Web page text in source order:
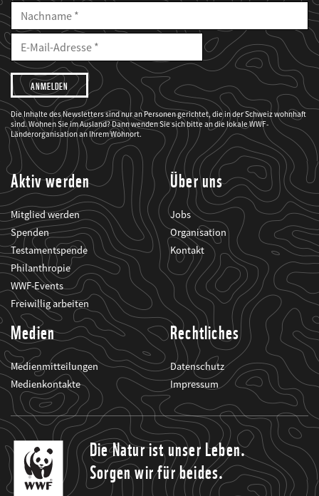
Nachname
E-
Mailadresse
E-
Adresse
Ich
möchte,
dass
der
WWF
mich
über
seine
Projekte
informiert.
Die Inhalte des Newsletters sind nur an Personen gerichtet, die in der Schweiz wohnhaft
sind. Wohnen Sie im Ausland? Dann wenden Sie sich bitte an die lokale WWF-
Länderorganisation an Ihrem Wohnort.
Aktiv werden
Mitglied werden
Spenden
Testamentspende
Philanthropie
WWF-Events
Freiwillig arbeiten
Über uns
Jobs
Organisation
Kontakt
Medien
Medienmitteilungen
Medienkontakte
Rechtliches
Datenschutz
Impressum
Die Natur ist unser Leben.
Sorgen wir für beides.